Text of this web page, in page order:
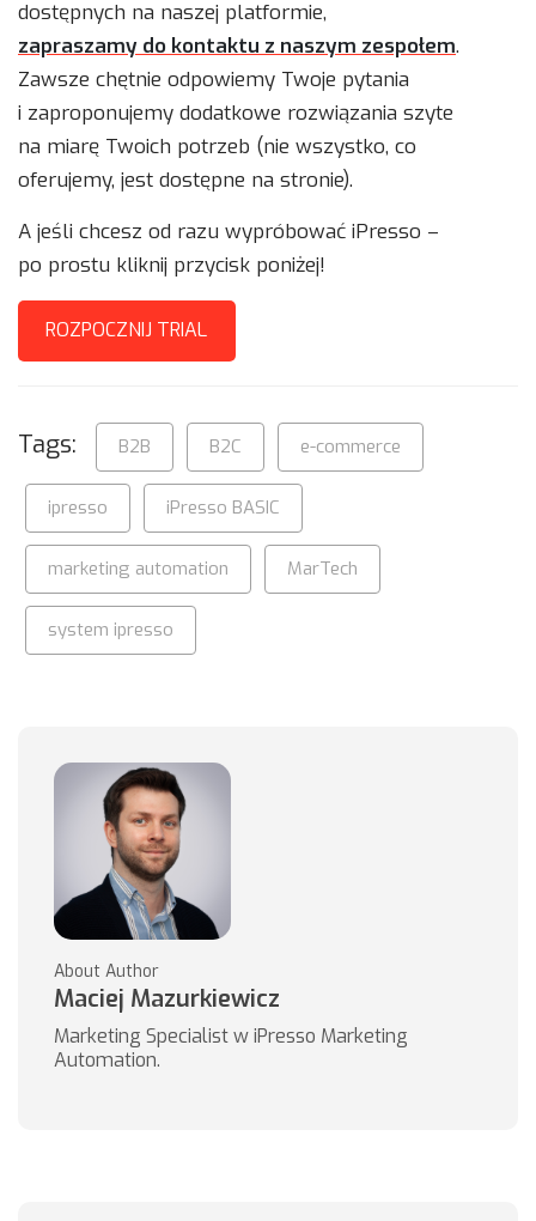
dostępnych na naszej platformie,
zapraszamy do kontaktu z naszym zespołem.
Zawsze chętnie odpowiemy Twoje pytania
i zaproponujemy dodatkowe rozwiązania szyte
na miarę Twoich potrzeb (nie wszystko, co
oferujemy, jest dostępne na stronie).
A jeśli chcesz od razu wypróbować iPresso –
po prostu kliknij przycisk poniżej!
ROZPOCZNIJ TRIAL
Tags: B2B B2C e-commerce
ipresso iPresso BASIC
marketing automation MarTech
system ipresso
About Author
Maciej Mazurkiewicz
Marketing Specialist w iPresso Marketing
Automation.